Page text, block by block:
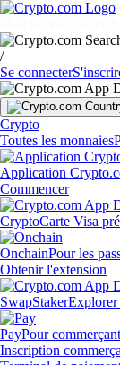
/
Se connecter
Crypto
Toutes les monnaies
Application
Commencer
CryptoCarte Visa
OnchainPour les
Obtenir l'extension
SwapStakerExplorer
PayPour
Inscription